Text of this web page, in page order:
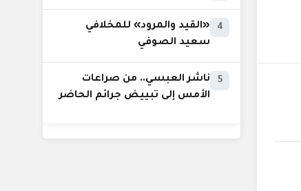
4
«القيد والمرود» للمخلافي
سعيد الصوفي
5
ناشر العبسي.. من صراعات
الأمس إلى تبييض جرائم الحاضر